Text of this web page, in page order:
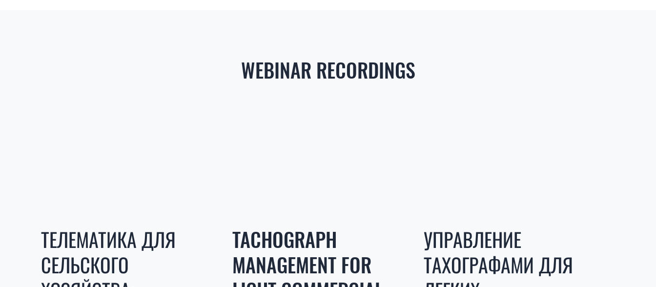
WEBINAR RECORDINGS
ТЕЛЕМАТИКА ДЛЯ
СЕЛЬСКОГО
TACHOGRAPH
MANAGEMENT FOR
УПРАВЛЕНИЕ
ТАХОГРАФАМИ ДЛЯ